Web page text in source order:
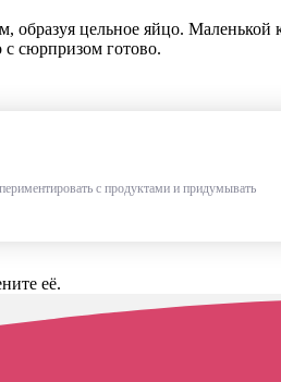
образуя цельное яйцо.
сюрпризом готово.
с продуктами и придумывать
её.